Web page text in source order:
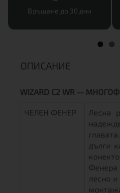
Връщане до 30 дни
ОПИСАНИЕ
WIZARD C2 WR —
ЧЕЛЕН ФЕНЕР
Лесна
дълги
лесно и